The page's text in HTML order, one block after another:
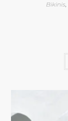
Bikinis,